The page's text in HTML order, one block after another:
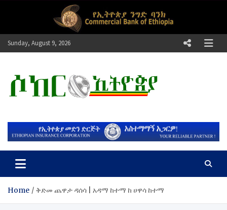
Sunday, August 9, 2026
ሶከር ኢትዮጵያ
Home ቅድመ ጨዋታ ዳሰሳ | አዳማ ከተማ ከ ሀዋሳ ከተማ